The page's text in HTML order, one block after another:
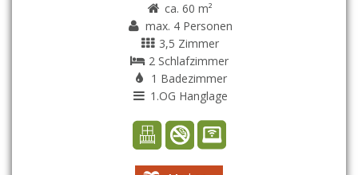
ca. 60 m²
max. 4 Personen
3,5 Zimmer
2 Schlafzimmer
1 Badezimmer
1.OG Hanglage